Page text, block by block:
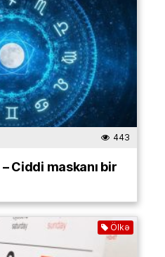
443
– Ciddi maskanı bir
Ölkə